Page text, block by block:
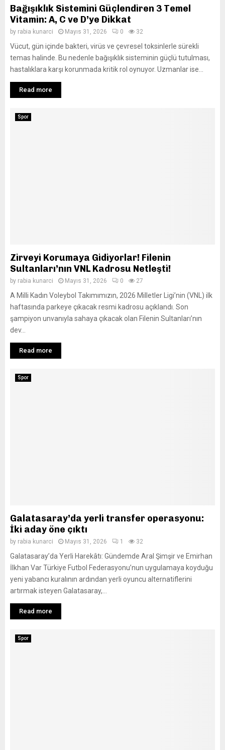
Bağışıklık Sistemini Güçlendiren 3 Temel
Vitamin: A, C ve D’ye Dikkat
by rabia kunarci Mayıs 31, 2026 0 32
Vücut, gün içinde bakteri, virüs ve çevresel toksinlerle sürekli
temas halinde. Bu nedenle bağışıklık sisteminin güçlü tutulması,
hastalıklara karşı korunmada kritik rol oynuyor. Uzmanlar ise...
Read more
Spor
Zirveyi Korumaya Gidiyorlar! Filenin
Sultanları’nın VNL Kadrosu Netleşti!
by rabia kunarci Mayıs 31, 2026 0 27
A Milli Kadın Voleybol Takımımızın, 2026 Milletler Ligi’nin (VNL) ilk
haftasında parkeye çıkacak resmi kadrosu açıklandı. Son
şampiyon unvanıyla sahaya çıkacak olan Filenin Sultanları’nın
dev...
Read more
Spor
Galatasaray’da yerli transfer operasyonu:
İki aday öne çıktı
by rabia kunarci Mayıs 31, 2026 1 32
Galatasaray’da Yerli Harekâtı: Gündemde Aral Şimşir ve Emirhan
İlkhan Var Türkiye Futbol Federasyonu’nun uygulamaya koyduğu
yeni yabancı kuralının ardından yerli oyuncu alternatiflerini
artırmak isteyen Galatasaray,...
Read more
Spor